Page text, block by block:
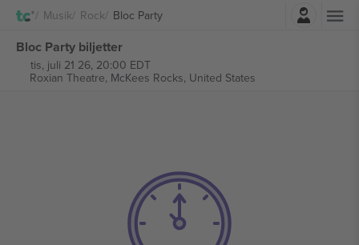
Musik Rock Bloc Party
Bloc Party biljetter
tis, juli 21 26, 20:00 EDT
Roxian Theatre, McKees Rocks, United States